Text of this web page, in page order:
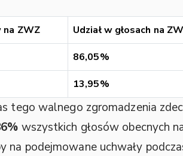
na ZWZ Udział w głosach na
86,05%
13,95%
tego walnego zgromadzenia
wszystkich głosów obecnych
na podejmowane uchwały